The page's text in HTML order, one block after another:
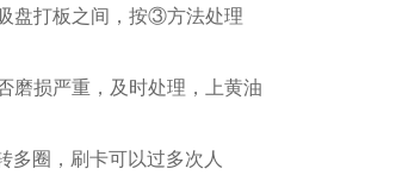
盘打板之间，按③方法处理
磨损严重，及时处理，上黄油
多圈，刷卡可以过多次人